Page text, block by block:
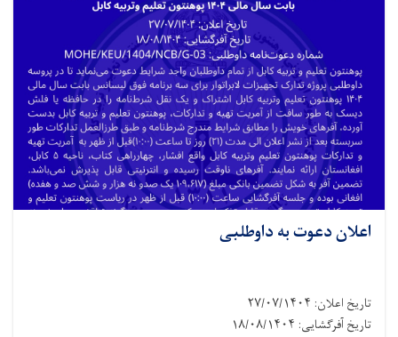
اعلان دعوت به داوطلبی
تاریخ اعلان: ۲۷/۰۷/۱۴۰۴
تاریخ آفرگشایی: ۱۸/۰۸/۱۴۰۴